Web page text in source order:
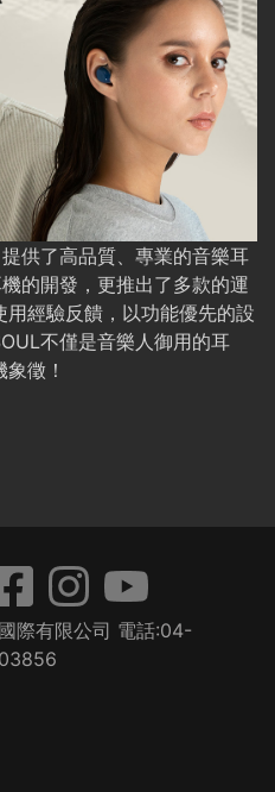
供了高品質、專業的音樂耳
的開發，更推出了多款的運
經驗反饋，以功能優先的設
不僅是音樂人御用的耳
徵！
際有限公司 電話:04-